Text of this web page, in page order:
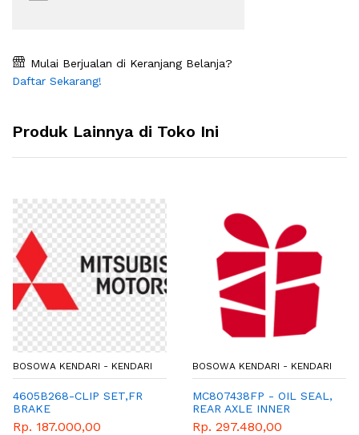
Mulai Berjualan di Keranjang Belanja?
Daftar Sekarang!
Produk Lainnya di Toko Ini
BOSOWA KENDARI - KENDARI
4605B268-CLIP SET,FR
BRAKE
Rp. 187.000,00
BOSOWA KENDARI - KENDARI
MC807438FP - OIL SEAL,
REAR AXLE INNER
Rp. 297.480,00